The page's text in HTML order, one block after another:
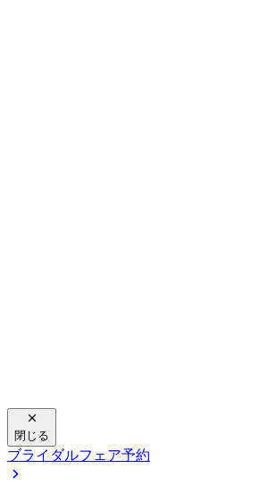
閉じる
ブライダルフェア予約